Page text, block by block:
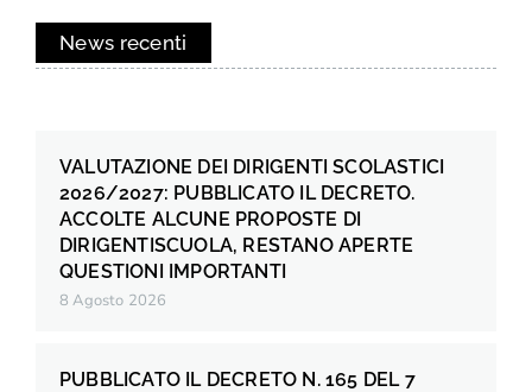
News recenti
VALUTAZIONE DEI DIRIGENTI SCOLASTICI
2026/2027: PUBBLICATO IL DECRETO.
ACCOLTE ALCUNE PROPOSTE DI
DIRIGENTISCUOLA, RESTANO APERTE
QUESTIONI IMPORTANTI
8 Agosto 2026
PUBBLICATO IL DECRETO N. 165 DEL 7